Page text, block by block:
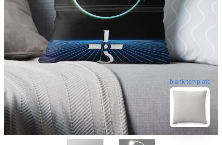
blank template